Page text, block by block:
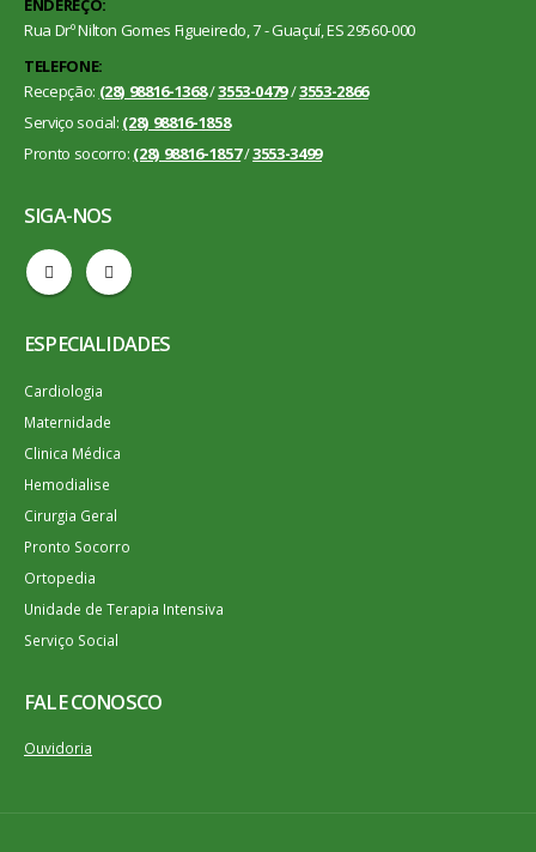
ENDEREÇO:
Rua Drº Nilton Gomes Figueiredo, 7 - Guaçuí, ES 29560-000
TELEFONE:
Recepção: (28) 98816-1368/3553-0479/3553-2866
Serviço social: (28) 98816-1858
Pronto socorro: (28) 98816-1857/3553-3499
SIGA-NOS
ESPECIALIDADES
Cardiologia
Maternidade
Clinica Médica
Hemodialise
Cirurgia Geral
Pronto Socorro
Ortopedia
Unidade de Terapia Intensiva
Serviço Social
FALE CONOSCO
Ouvidoria